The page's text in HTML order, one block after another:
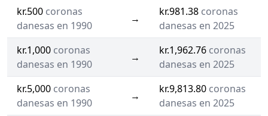
kr.500 coronas
danesas en 1990
→
kr.981.38 coronas
danesas en 2025
kr.1,000 coronas
danesas en 1990
→
kr.1,962.76 coronas
danesas en 2025
kr.5,000 coronas
danesas en 1990
→
kr.9,813.80 coronas
danesas en 2025